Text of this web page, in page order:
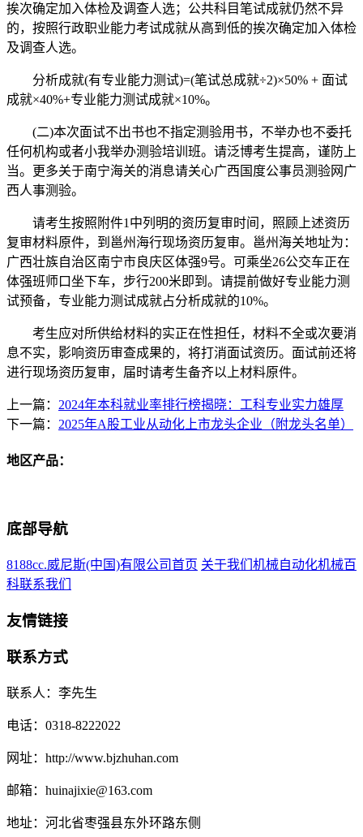
挨次确定加入体检及调查人选；公共科目笔试成就仍然不异
的，按照行政职业能力考试成就从高到低的挨次确定加入体检
及调查人选。
分析成就(有专业能力测试)=(笔试总成就÷2)×50% + 面试
成就×40%+专业能力测试成就×10%。
(二)本次面试不出书也不指定测验用书，不举办也不委托
任何机构或者小我举办测验培训班。请泛博考生提高，谨防上
当。更多关于南宁海关的消息请关心广西国度公事员测验网广
西人事测验。
请考生按照附件1中列明的资历复审时间，照顾上述资历
复审材料原件，到邕州海行现场资历复审。邕州海关地址为：
广西壮族自治区南宁市良庆区体强9号。可乘坐26公交车正在
体强班师口坐下车，步行200米即到。请提前做好专业能力测
试预备，专业能力测试成就占分析成就的10%。
考生应对所供给材料的实正在性担任，材料不全或次要消
息不实，影响资历审查成果的，将打消面试资历。面试前还将
进行现场资历复审，届时请考生备齐以上材料原件。
上一篇： 2024年本科就业率排行榜揭晓：工科专业实力雄厚
下一篇： 2025年A股工业从动化上市龙头企业（附龙头名单）
地区产品：
底部导航
8188cc.威尼斯(中国)有限公司首页 关于我们 机械自动化机械百
科联系我们
友情链接
联系方式
联系人：李先生
电话：0318-8222022
网址：http://www.bjzhuhan.com
邮箱：huinajixie@163.com
地址：河北省枣强县东外环路东侧